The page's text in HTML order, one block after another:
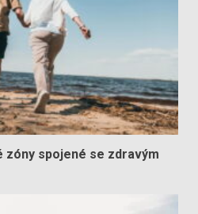
zóny spojené se zdravým